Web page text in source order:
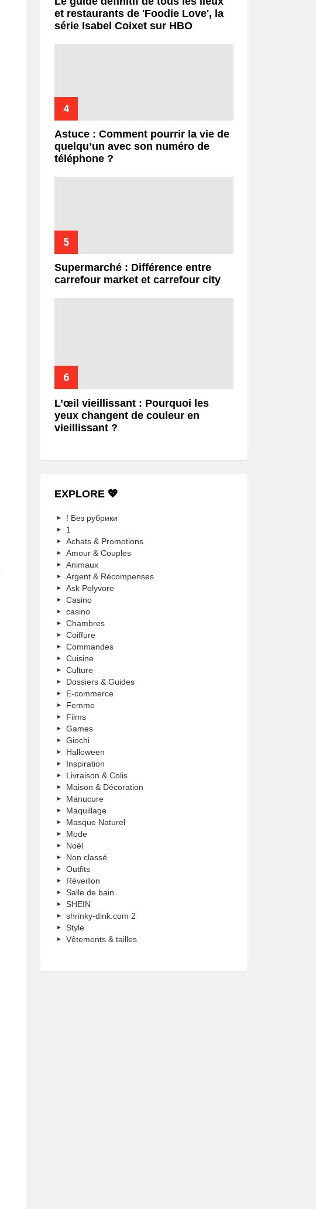
et restaurants de 'Foodie Love', la
série Isabel Coixet sur HBO
Astuce : Comment pourrir la vie de
quelqu’un avec son numéro de
téléphone ?
Supermarché : Différence entre
carrefour market et carrefour city
L’œil vieillissant : Pourquoi les
yeux changent de couleur en
vieillissant ?
EXPLORE 💖
! Без рубрики
1
Achats & Promotions
Amour & Couples
Animaux
Argent & Récompenses
Ask Polyvore
Casino
casino
Chambres
Coiffure
Commandes
Cuisine
Culture
Dossiers & Guides
E-commerce
Femme
Films
Games
Giochi
Halloween
Inspiration
Livraison & Colis
Maison & Décoration
Manucure
Maquillage
Masque Naturel
Mode
Noël
Non classé
Outfits
Réveillon
Salle de bain
SHEIN
shrinky-dink.com 2
Style
Vêtements & tailles